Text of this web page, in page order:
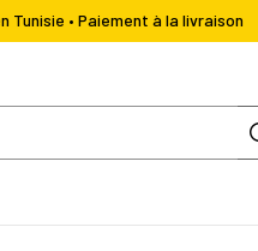
• Paiement à la livraison